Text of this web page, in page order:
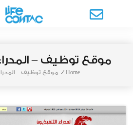
موقع توظيف –
Home
/ موقع توظيف –